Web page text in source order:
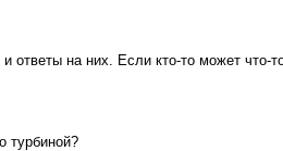
ответы на них. Если кто-то может
турбиной?